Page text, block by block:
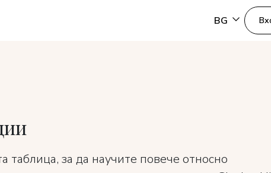
BG
таблица, за да научите повече относно